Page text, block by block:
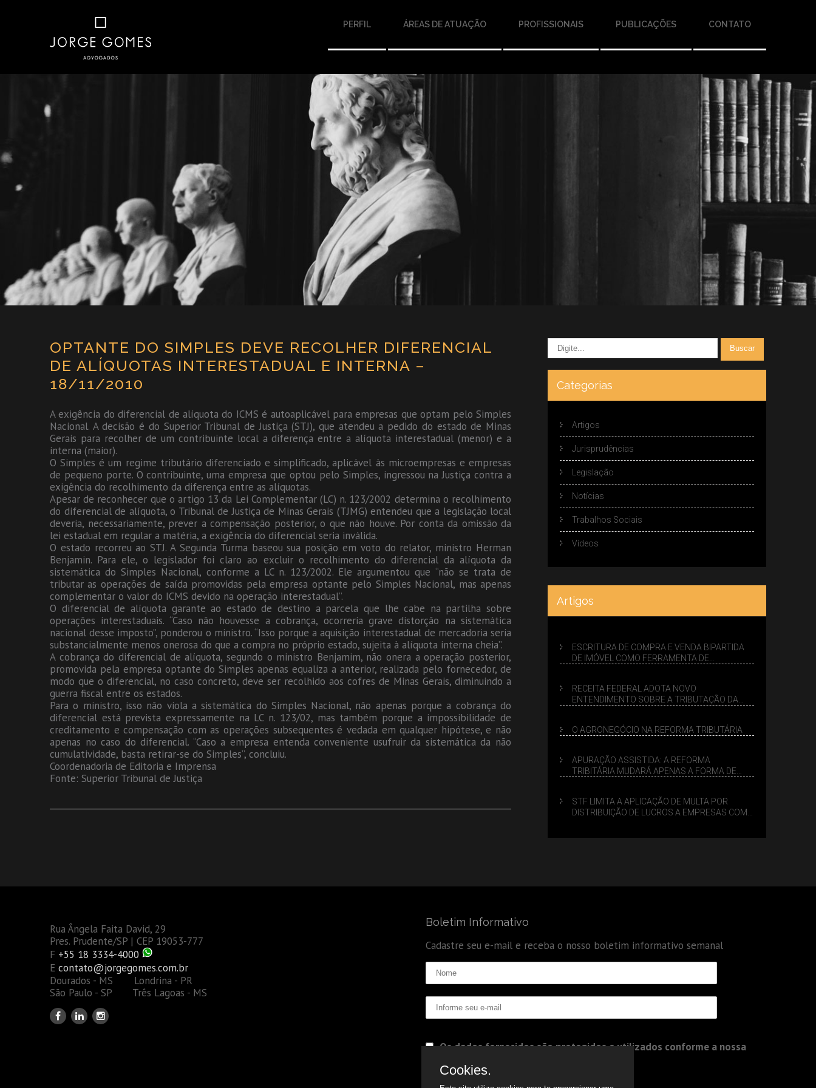
PERFIL ÁREAS DE ATUAÇÃO PROFISSIONAIS PUBLICAÇÕES CONTATO
OPTANTE DO SIMPLES DEVE RECOLHER DIFERENCIAL
DE ALÍQUOTAS INTERESTADUAL E INTERNA –
18/11/2010
A exigência do diferencial de alíquota do ICMS é autoaplicável para empresas que optam pelo Simples
Nacional. A decisão é do Superior Tribunal de Justiça (STJ), que atendeu a pedido do estado de Minas
Gerais para recolher de um contribuinte local a diferença entre a alíquota interestadual (menor) e a
interna (maior).
O Simples é um regime tributário diferenciado e simplificado, aplicável às microempresas e empresas
de pequeno porte. O contribuinte, uma empresa que optou pelo Simples, ingressou na Justiça contra a
exigência do recolhimento da diferença entre as alíquotas.
Apesar de reconhecer que o artigo 13 da Lei Complementar (LC) n. 123/2002 determina o recolhimento
do diferencial de alíquota, o Tribunal de Justiça de Minas Gerais (TJMG) entendeu que a legislação local
deveria, necessariamente, prever a compensação posterior, o que não houve. Por conta da omissão da
lei estadual em regular a matéria, a exigência do diferencial seria inválida.
O estado recorreu ao STJ. A Segunda Turma baseou sua posição em voto do relator, ministro Herman
Benjamin. Para ele, o legislador foi claro ao excluir o recolhimento do diferencial da alíquota da
sistemática do Simples Nacional, conforme a LC n. 123/2002. Ele argumentou que “não se trata de
tributar as operações de saída promovidas pela empresa optante pelo Simples Nacional, mas apenas
complementar o valor do ICMS devido na operação interestadual”.
O diferencial de alíquota garante ao estado de destino a parcela que lhe cabe na partilha sobre
operações interestaduais. “Caso não houvesse a cobrança, ocorreria grave distorção na sistemática
nacional desse imposto”, ponderou o ministro. “Isso porque a aquisição interestadual de mercadoria seria
substancialmente menos onerosa do que a compra no próprio estado, sujeita à alíquota interna cheia”.
A cobrança do diferencial de alíquota, segundo o ministro Benjamim, não onera a operação posterior,
promovida pela empresa optante do Simples apenas equaliza a anterior, realizada pelo fornecedor, de
modo que o diferencial, no caso concreto, deve ser recolhido aos cofres de Minas Gerais, diminuindo a
guerra fiscal entre os estados.
Para o ministro, isso não viola a sistemática do Simples Nacional, não apenas porque a cobrança do
diferencial está prevista expressamente na LC n. 123/02, mas também porque a impossibilidade de
creditamento e compensação com as operações subsequentes é vedada em qualquer hipótese, e não
apenas no caso do diferencial. “Caso a empresa entenda conveniente usufruir da sistemática da não
cumulatividade, basta retirar-se do Simples”, concluiu.
Coordenadoria de Editoria e Imprensa
Fonte: Superior Tribunal de Justiça
Categorias
Artigos
Jurisprudências
Legislação
Notícias
Trabalhos Sociais
Vídeos
Artigos
ESCRITURA DE COMPRA E VENDA BIPARTIDA
DE IMÓVEL COMO FERRAMENTA DE
RECEITA FEDERAL ADOTA NOVO
ENTENDIMENTO SOBRE A TRIBUTAÇÃO DA
O AGRONEGÓCIO NA REFORMA TRIBUTÁRIA
APURAÇÃO ASSISTIDA: A REFORMA
TRIBITÁRIA MUDARÁ APENAS A FORMA DE
STF LIMITA A APLICAÇÃO DE MULTA POR
DISTRIBUIÇÃO DE LUCROS A EMPRESAS COM
Rua Ângela Faita David, 29
Pres. Prudente/SP | CEP 19053-777
F +55 18 3334-4000
E contato@jorgegomes.com.br
Dourados - MS Londrina - PR
São Paulo - SP Três Lagoas - MS
Boletim Informativo
Cadastre seu e-mail e receba o nosso boletim informativo semanal
Os dados fornecidos são protegidos e utilizados conforme a nossa
Cookies.